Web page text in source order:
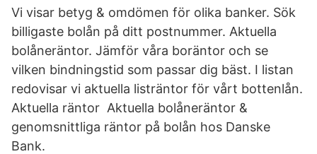
Vi visar betyg & omdömen för olika banker. Sök
billigaste bolån på ditt postnummer. Aktuella
bolåneräntor. Jämför våra boräntor och se
vilken bindningstid som passar dig bäst. I listan
redovisar vi aktuella listräntor för vårt bottenlån.
Aktuella räntor Aktuella bolåneräntor &
genomsnittliga räntor på bolån hos Danske
Bank.